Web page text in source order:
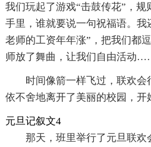
我们玩起了游戏“击鼓传花”，
手里，谁就要说一句祝福语。我
老师的工资年年涨”，把我们都
师放了舞曲，让我们自由活动
时间像箭一样飞过，联欢
依不舍地离开了美丽的校园，开
元旦记叙文4
那天，班里举行了元旦联